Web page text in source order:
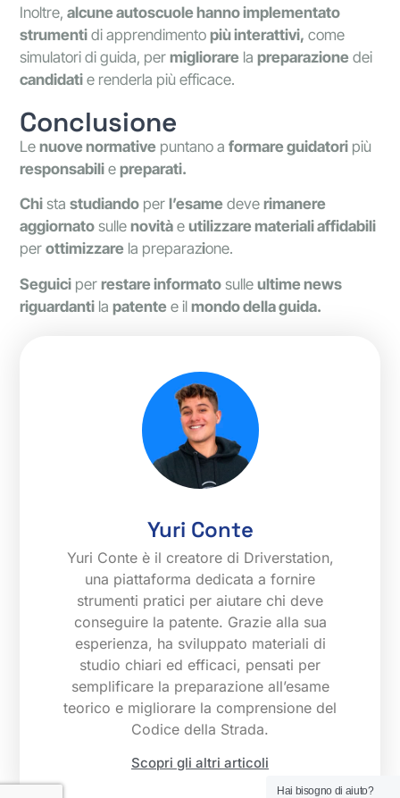
Inoltre,alcune autoscuole hanno implementato
strumenti di apprendimentopiù interattivi, come
simulatori di guida, permigliorare lapreparazione dei
candidati e renderla più efficace.
Conclusione
Lenuove normative puntano aformare guidatori più
responsabili epreparati.
Chi stastudiando per l’esame deverimanere
aggiornato sullenovità eutilizzare materiali affidabili
perottimizzare la preparazione.
Seguici perrestare informato sulleultime news
riguardanti lapatente e ilmondo della guida.
Yuri Conte
Yuri Conte è il creatore di Driverstation,
una piattaforma dedicata a fornire
strumenti pratici per aiutare chi deve
conseguire la patente. Grazie alla sua
esperienza, ha sviluppato materiali di
studio chiari ed efficaci, pensati per
semplificare la preparazione all’esame
teorico e migliorare la comprensione del
Codice della Strada.
Scopri gli altri articoli
Hai bisogno di aiuto?